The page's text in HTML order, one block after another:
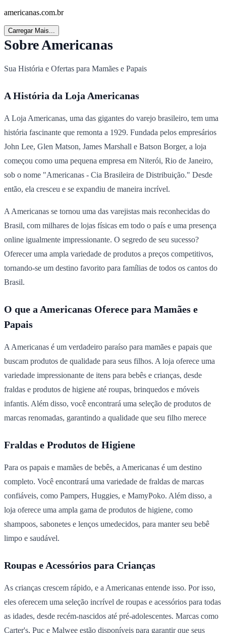
americanas.com.br
Carregar Mais...
Sobre Americanas
Sua História e Ofertas para Mamães e Papais
A História da Loja Americanas
A Loja Americanas, uma das gigantes do varejo brasileiro, tem uma
história fascinante que remonta a 1929. Fundada pelos empresários
John Lee, Glen Matson, James Marshall e Batson Borger, a loja
começou como uma pequena empresa em Niterói, Rio de Janeiro,
sob o nome "Americanas - Cia Brasileira de Distribuição." Desde
então, ela cresceu e se expandiu de maneira incrível.
A Americanas se tornou uma das varejistas mais reconhecidas do
Brasil, com milhares de lojas físicas em todo o país e uma presença
online igualmente impressionante. O segredo de seu sucesso?
Oferecer uma ampla variedade de produtos a preços competitivos,
tornando-se um destino favorito para famílias de todos os cantos do
Brasil.
O que a Americanas Oferece para Mamães e
Papais
A Americanas é um verdadeiro paraíso para mamães e papais que
buscam produtos de qualidade para seus filhos. A loja oferece uma
variedade impressionante de itens para bebês e crianças, desde
fraldas e produtos de higiene até roupas, brinquedos e móveis
infantis. Além disso, você encontrará uma seleção de produtos de
marcas renomadas, garantindo a qualidade que seu filho merece
Fraldas e Produtos de Higiene
Para os papais e mamães de bebês, a Americanas é um destino
completo. Você encontrará uma variedade de fraldas de marcas
confiáveis, como Pampers, Huggies, e MamyPoko. Além disso, a
loja oferece uma ampla gama de produtos de higiene, como
shampoos, sabonetes e lenços umedecidos, para manter seu bebê
limpo e saudável.
Roupas e Acessórios para Crianças
As crianças crescem rápido, e a Americanas entende isso. Por isso,
eles oferecem uma seleção incrível de roupas e acessórios para todas
as idades, desde recém-nascidos até pré-adolescentes. Marcas como
Carter's, Puc e Malwee estão disponíveis para garantir que seus